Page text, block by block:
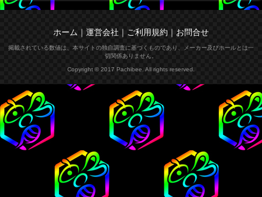
ホーム ｜ 運営会社 ｜ ご利用規約 ｜ お問合せ
掲載されている数値は、本サイトの独自調査に基づくものであり、メーカー及びホールとは一
切関係ありません。
Copyright © 2017 Pachibee. All rights reserved.